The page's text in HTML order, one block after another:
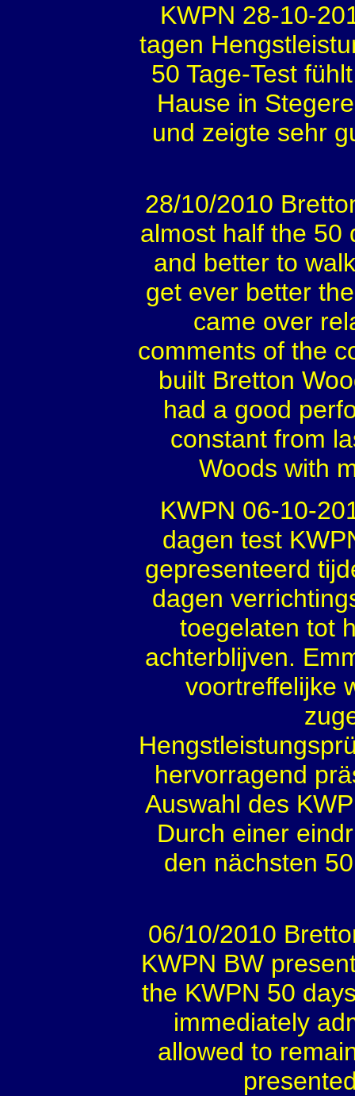
KWPN 28-10-
tagen
50 Tage-Test
Hause in
und zeigte sehr
28/10/2010
almost half the 50
and better to
get ever better
came over
comments of the
built Bretton
had a good
constant from
Woods with
KWPN 06-10-
dagen test
gepresenteerd
dagen
toegelaten tot
achterblijven.
voortreffelijke
hervorragend
Auswahl des
Durch einer
den nächsten
06/10/2010
KWPN BW
the KWPN 50
immediately
allowed to